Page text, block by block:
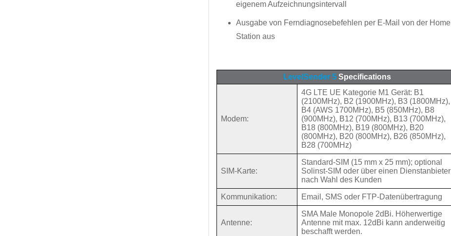
eigenem Aufzeichnungsintervall
Ausgabe von Ferndiagnosebefehlen per E-Mail von der Home
Station aus
LevelSender 5 Specifications
Modem:
4G LTE UE Kategorie M1 Gerät: B1
(2100MHz), B2 (1900MHz), B3 (1800MHz),
B4 (AWS 1700MHz), B5 (850MHz), B8
(900MHz), B12 (700MHz), B13 (700MHz),
B18 (800MHz), B19 (800MHz), B20
(800MHz), B20 (800MHz), B26 (850MHz),
B28 (700MHz)
SIM-Karte:
Standard-SIM (15 mm x 25 mm); optional
Solinst-SIM oder über einen Dienstanbieter
nach Wahl des Kunden
Kommunikation: Email, SMS oder FTP-Datenübertragung
Antenne:
SMA Male Monopole 2dBi. Höherwertige
Antenne mit max. 12dBi kann anderweitig
beschafft werden.